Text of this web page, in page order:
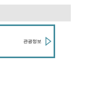
관광정보